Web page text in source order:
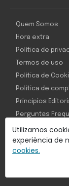
Utilizamos
experiência de
cookies.
Com inteligência
Object1ve -
Quem Somos
Hora extra
Política de
Termos de uso
Política de
Política de
Princípios
Perguntas